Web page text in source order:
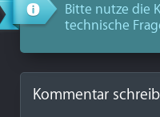
Bitte nutze die
technische
Kommentar